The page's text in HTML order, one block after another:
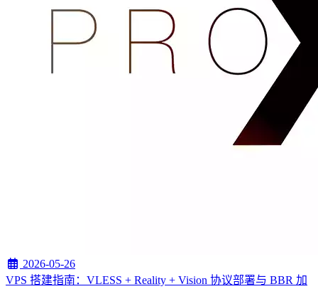
2026-05-26
VPS 搭建指南：VLESS + Reality + Vision 协议部署与 BBR 加